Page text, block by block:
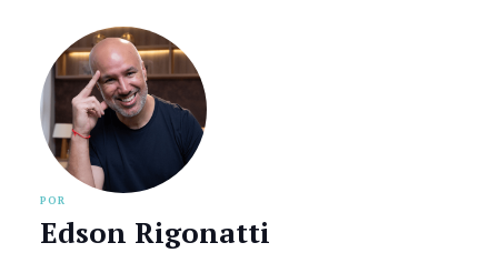
POR
Edson Rigonatti